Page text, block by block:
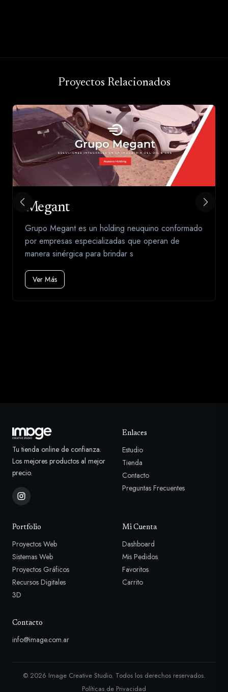
Proyectos Relacionados
Megant
Grupo Megant es un holding neuquino conformado
por empresas especializadas que operan de
manera sinérgica para brindar s
Ver Más
Tu tienda online de confianza.
Los mejores productos al mejor
precio.
Enlaces
Estudio
Tienda
Contacto
Preguntas Frecuentes
Portfolio
Proyectos Web
Sistemas Web
Proyectos Gráficos
Recursos Digitales
3D
Mi Cuenta
Dashboard
Mis Pedidos
Favoritos
Carrito
Contacto
info@image.com.ar
© 2026 Image Creative Studio. Todos los derechos reservados.
Políticas de Privacidad